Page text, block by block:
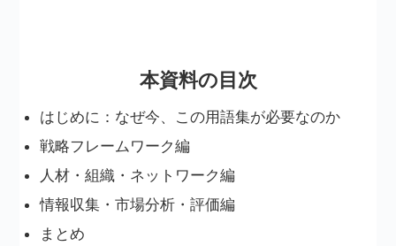
本資料の目次
はじめに：なぜ今、この用語集が必要なのか
戦略フレームワーク編
人材・組織・ネットワーク編
情報収集・市場分析・評価編
まとめ